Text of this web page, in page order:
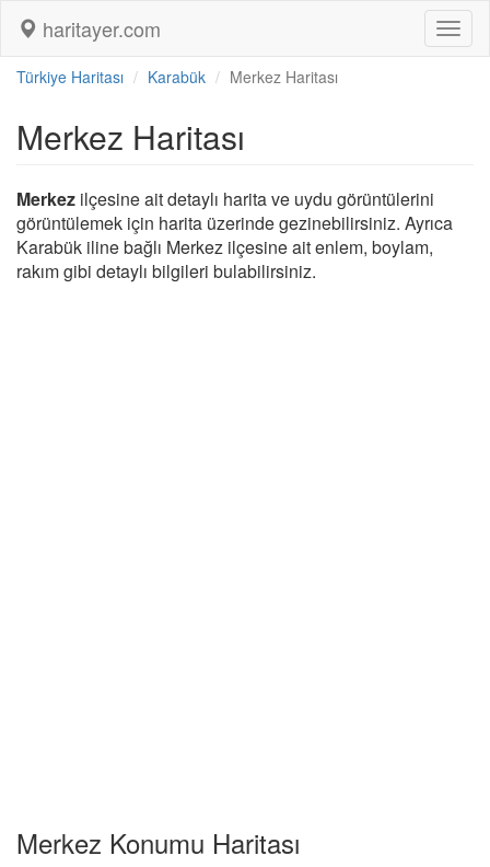
haritayer.com
Türkiye Haritası Karabük Merkez Haritası
Merkez Haritası
Merkez ilçesine ait detaylı harita ve uydu görüntülerini
görüntülemek için harita üzerinde gezinebilirsiniz. Ayrıca
Karabük iline bağlı Merkez ilçesine ait enlem, boylam,
rakım gibi detaylı bilgileri bulabilirsiniz.
Merkez Konumu Haritası